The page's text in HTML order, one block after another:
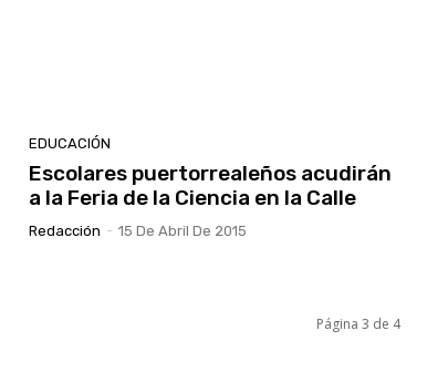
EDUCACIÓN
Escolares puertorrealeños acudirán
a la Feria de la Ciencia en la Calle
Redacción - 15 De Abril De 2015
Página 3 de 4